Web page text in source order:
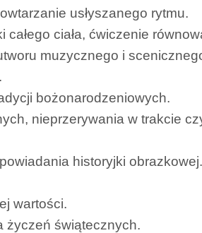
usłyszanego rytmu.
ciała, ćwiczenie
muzycznego i
bożonarodzeniowych.
nieprzerywania w trakcie
historyjki obrazkowej.
wartości.
życzeń świątecznych.